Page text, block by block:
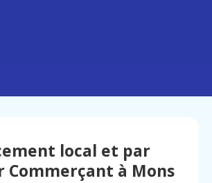
local et par
Commerçant à Mons